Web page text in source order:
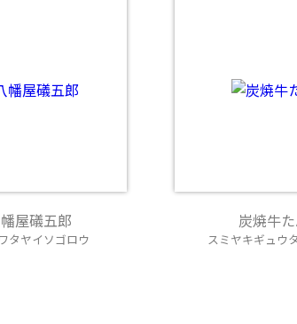
屋礒五郎
タヤイソゴロウ
炭焼牛
スミヤキギュウ